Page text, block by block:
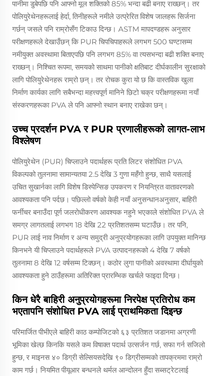
पानीमा डुबेपछि पनि आफ्नो मूल शक्तिको 85% भन्दा बढी बनाए राख्छन्। तर
पोलियुरेथेनहरूलाई हेर्दा, तिनीहरूले नमीले उत्प्रेरित विशेष जालहरू सिर्जना
गर्छन् जसले पनि राम्रोसँग टिकाउ दिन्छ। ASTM मापदण्डहरू अनुसार
परीक्षणहरूले देखाउँछन् कि PUR चिपचिपाहरूले लगभग 500 घण्टासम्म
नमीयुक्त अवस्थामा बिताएपछि पनि लगभग 85% वा त्यसभन्दा बढी शक्ति बनाए
राख्छन्। निश्चित रूपमा, समयको साथमा पानीको क्षतिबाट दीर्घकालीन सुरक्षाको
लागि पोलियुरेथेनहरू राम्रो छन्। तर रोचक कुरा यो छ कि वास्तविक खुला
निर्माण कार्यका लागि सबैभन्दा महत्त्वपूर्ण मानिने छिटो चक्र परीक्षणहरूमा नयाँ
संस्करणहरूका PVA ले पनि आफ्नो स्थान बनाए राखेका छन्।
उच्च प्रदर्शन PVA र PUR प्रणालीहरूको लागत-लाभ
विश्लेषण
पोलियुरेथेन (PUR) चिप्लाउने पदार्थहरू प्रति लिटर संशोधित PVA
विकल्पको तुलनामा सामान्यतया 2.5 देखि 3 गुणा महँगो हुन्छ, साथै यसलाई
उचित सुखार्नका लागि विशेष डिस्पेन्सिङ उपकरण र नियन्त्रित वातावरणको
आवश्यकता पनि पर्दछ। पछिल्लो वर्षको केही नयाँ अनुसन्धानअनुसार, बाहिरी
फर्नीचर बनाउँदा पूर्ण जलरोधीकरण आवश्यक नहुने भएकाले संशोधित PVA ले
समग्र लागतलाई लगभग 18 देखि 22 प्रतिशतसम्म घटाउँछ। तर पनि,
PUR लाई नाव निर्माण र अन्य समुद्री अनुप्रयोगहरूका लागि उपयुक्त मानिन्छ
किनभने यी चिप्लाउने पदार्थहरूले PVA उत्पादनहरूको 4 देखि 7 वर्षको
तुलनामा 8 देखि 12 वर्षसम्म टिक्छन्। कठोर लुगा पानीको अवस्थामा दीर्घायुको
आवश्यकता हुने ठाउँहरूमा अतिरिक्त प्रारम्भिक खर्चले फाइदा दिन्छ।
किन धेरै बाहिरी अनुप्रयोगहरूमा निरपेक्ष प्रतिरोध कम
भएतापनि संशोधित PVA लाई प्राथमिकता दिइन्छ
परिमार्जित पीभीएले बाहिरी काठ कम्पोजिटको ६३ प्रतिशत जडानमा अग्रणी
भूमिका खेल्छ किनकि यसले कम विषाक्त पदार्थ उत्सर्जन गर्छ, सफा गर्न सजिलो
हुन्छ, र माइनस ४० डिग्री सेल्सियसदेखि ९० डिग्रीसम्मको तापक्रममा राम्रो
काम गर्छ। नियमित पीयूआर बन्धनले थर्मल आन्दोलन हुँदा सब्सट्रेटलाई